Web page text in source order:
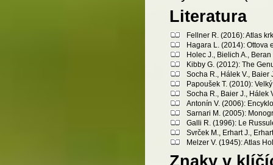
Literatura
Fellner R. (2016): Atlas
Hagara L. (2014): Ottova
Holec J., Bielich A.,
Kibby G. (2012): The
Socha R., Hálek V., Baier
Papoušek T. (2010):
Socha R., Baier J., Hálek
Antonín V. (2006):
Sarnari M. (2005):
Galli R. (1996): Le
Svrček M., Erhart J.,
Melzer V. (1945): Atlas